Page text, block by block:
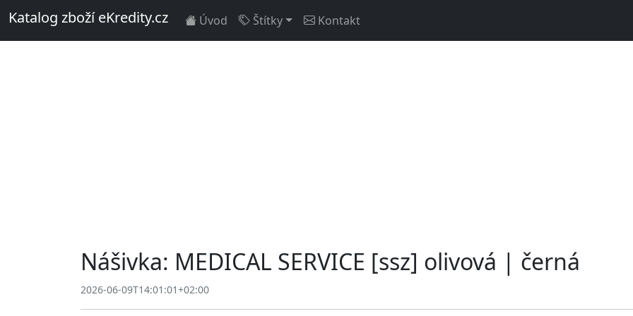
Katalog zboží eKredity.cz Úvod Štítky Kontakt
Nášivka: MEDICAL SERVICE [ssz] olivová | černá
2026-06-09T14:01:01+02:00